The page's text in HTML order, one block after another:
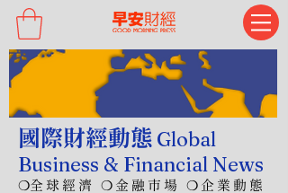
國際財經動態 Global
Business & Financial News
❍全球經濟 ❍金融市場 ❍企業動態